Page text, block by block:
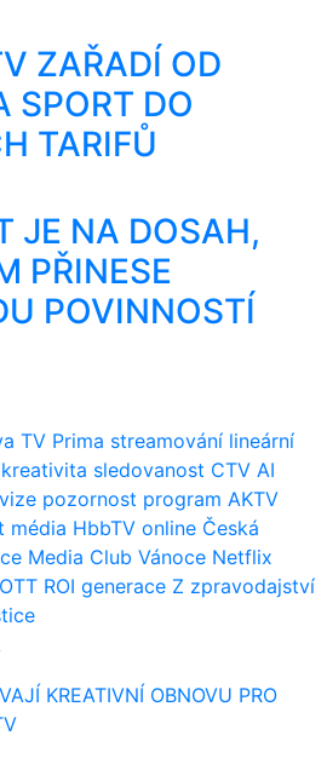
ZAŘADÍ OD
SPORT DO
TARIFŮ
JE NA DOSAH,
PŘINESE
POVINNOSTÍ
TV Prima streamování lineární
kreativita sledovanost CTV AI
pozornost program AKTV
média HbbTV online Česká
Media Club Vánoce Netflix
OTT ROI generace Z zpravodajství
KREATIVNÍ OBNOVU PRO